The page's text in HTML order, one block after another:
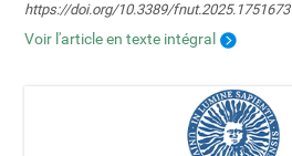
https://doi.org/10.3389/fnut.2025.1751673
Voir l'article en texte intégral